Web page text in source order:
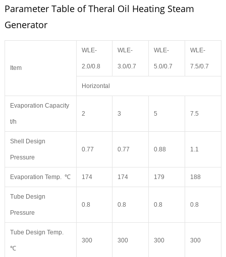
Parameter Table of Theral Oil Heating Steam
Generator
Item
WLE-
2.0/0.8
WLE-
3.0/0.7
WLE-
5.0/0.7
WLE-
7.5/0.7
Horizontal
Evaporation Capacity
t/h
2 3 5 7.5
Shell Design
Pressure
0.77 0.77 0.88 1.1
Evaporation Temp. ℃ 174 174 179 188
Tube Design
Pressure
0.8 0.8 0.8 0.8
Tube Design Temp.
℃
300 300 300 300